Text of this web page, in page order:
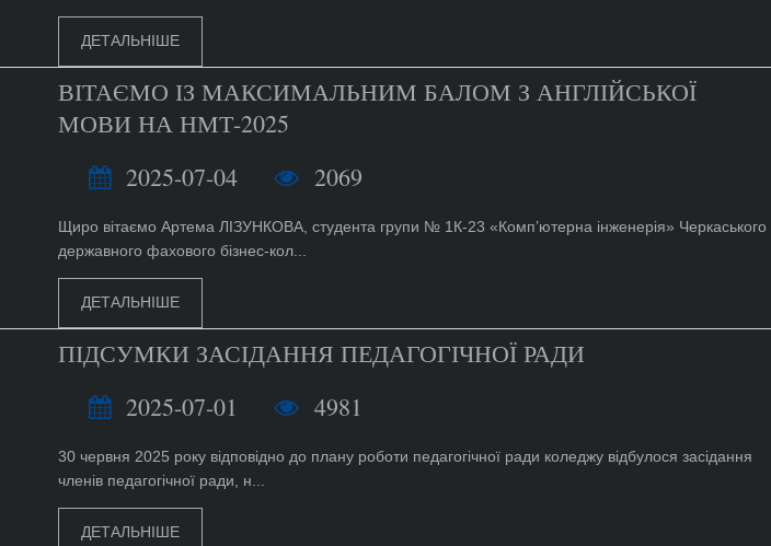
ДЕТАЛЬНІШЕ
ВІТАЄМО ІЗ МАКСИМАЛЬНИМ БАЛОМ З АНГЛІЙСЬКОЇ
МОВИ НА НМТ-2025
2025-07-04
2069
Щиро вітаємо Артема ЛІЗУНКОВА, студента групи № 1К-23 «Комп’ютерна інженерія» Черкаського
державного фахового бізнес-кол...
ДЕТАЛЬНІШЕ
ПІДСУМКИ ЗАСІДАННЯ ПЕДАГОГІЧНОЇ РАДИ
2025-07-01
4981
30 червня 2025 року відповідно до плану роботи педагогічної ради коледжу відбулося засідання
членів педагогічної ради, н...
ДЕТАЛЬНІШЕ